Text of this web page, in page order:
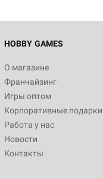
HOBBY GAMES
О магазине
Франчайзинг
Игры оптом
Корпоративные подарки
Работа у нас
Новости
Контакты